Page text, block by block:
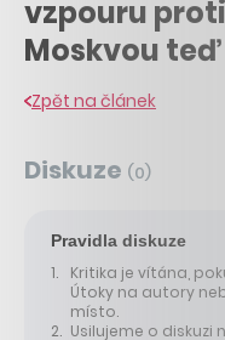
vzpouru
Moskvou
Zpět na článek
Diskuze (0)
Pravidla diskuze
Kritika je vítána,
Útoky na autory
místo.
Usilujeme o diskuzi